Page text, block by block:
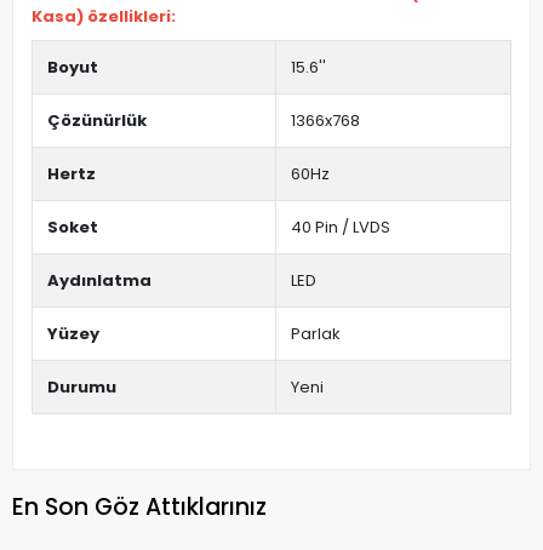
Kasa) özellikleri:
Boyut 15.6''
Çözünürlük 1366x768
Hertz 60Hz
Soket 40 Pin / LVDS
Aydınlatma LED
Yüzey Parlak
Durumu Yeni
En Son Göz Attıklarınız